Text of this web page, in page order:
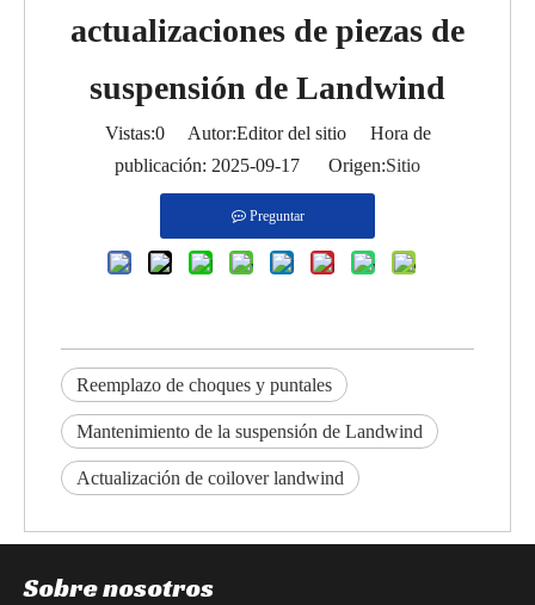
actualizaciones de piezas de
suspensión de Landwind
Vistas:0Autor:Editor del sitio Hora de
publicación: 2025-09-17 Origen:Sitio
Preguntar
Reemplazo de choques y puntales
Mantenimiento de la suspensión de Landwind
Actualización de coilover landwind
Sobre nosotros